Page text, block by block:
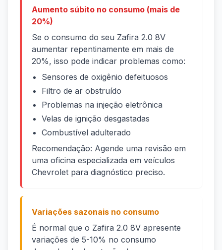
Aumento súbito no consumo (mais de
20%)
Se o consumo do seu Zafira 2.0 8V
aumentar repentinamente em mais de
20%, isso pode indicar problemas como:
Sensores de oxigênio defeituosos
Filtro de ar obstruído
Problemas na injeção eletrônica
Velas de ignição desgastadas
Combustível adulterado
Recomendação: Agende uma revisão em
uma oficina especializada em veículos
Chevrolet para diagnóstico preciso.
Variações sazonais no consumo
É normal que o Zafira 2.0 8V apresente
variações de 5-10% no consumo